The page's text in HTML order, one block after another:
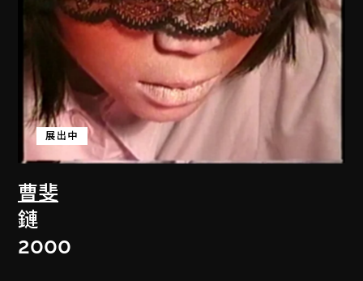
曹斐
展出中
鏈
2000